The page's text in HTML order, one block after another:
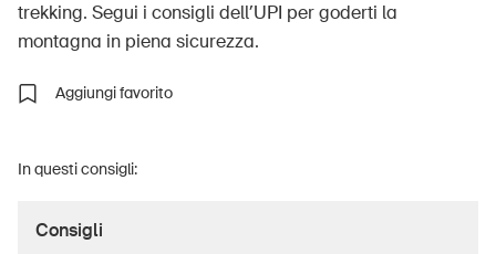
UPI – chi siamo
Media
Sinus Plus
trekking. Segui i consigli dell’UPI per goderti la
montagna in piena sicurezza.
Aggiungi favorito
In questi consigli:
Consigli